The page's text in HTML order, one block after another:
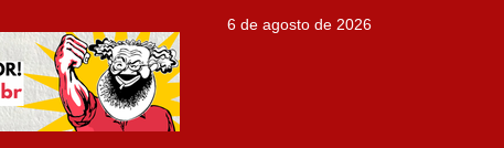
6 de agosto de 2026